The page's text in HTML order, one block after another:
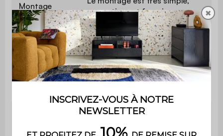
Montage
une notice est fournie
Extensible Non
Finition Mélaminé
✖